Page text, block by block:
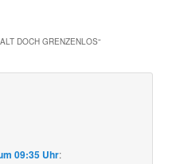
DOCH GRENZENLOS“
09:35 Uhr: